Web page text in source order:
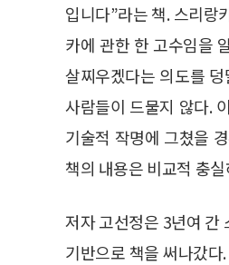
입니다”라는 책. 스리랑
카에 관한 한 고수임을
살찌우겠다는 의도를
사람들이 드물지 않다.
기술적 작명에 그쳤을
책의 내용은 비교적 충
저자 고선정은 3년여 간
기반으로 책을 써나갔